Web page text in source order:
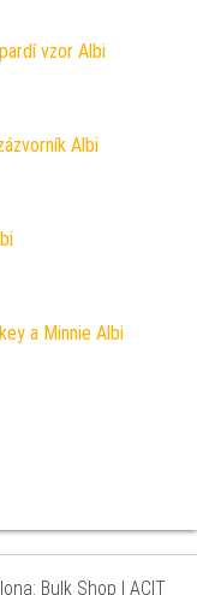
vzor Albi
Kč.
Albi
Kč.
a Minnie Albi
Kč.
Bulk Shop | ACIT